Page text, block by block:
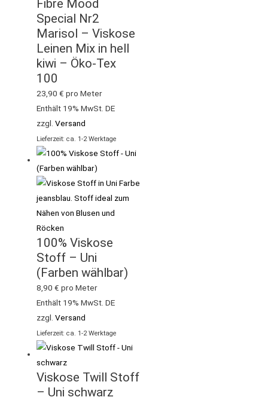
Fibre Mood
Special Nr2
Marisol – Viskose
Leinen Mix in hell
kiwi – Öko-Tex
100
23,90€ pro Meter
Enthält 19% MwSt. DE
zzgl.Versand
Lieferzeit: ca. 1-2 Werktage
100% Viskose
Stoff – Uni
(Farben wählbar)
8,90€ pro Meter
Enthält 19% MwSt. DE
zzgl.Versand
Lieferzeit: ca. 1-2 Werktage
Viskose Twill Stoff
– Uni schwarz